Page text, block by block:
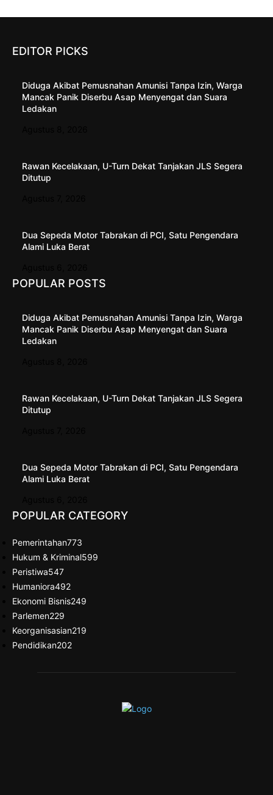
EDITOR PICKS
Diduga Akibat Pemusnahan Amunisi Tanpa Izin, Warga
Mancak Panik Diserbu Asap Menyengat dan Suara
Ledakan
Rawan Kecelakaan, U-Turn Dekat Tanjakan JLS Segera
Ditutup
Dua Sepeda Motor Tabrakan di PCI, Satu Pengendara
Alami Luka Berat
POPULAR POSTS
Diduga Akibat Pemusnahan Amunisi Tanpa Izin, Warga
Mancak Panik Diserbu Asap Menyengat dan Suara
Ledakan
Rawan Kecelakaan, U-Turn Dekat Tanjakan JLS Segera
Ditutup
Dua Sepeda Motor Tabrakan di PCI, Satu Pengendara
Alami Luka Berat
POPULAR CATEGORY
Pemerintahan773
Hukum & Kriminal599
Peristiwa547
Humaniora492
Ekonomi Bisnis249
Parlemen229
Keorganisasian219
Pendidikan202